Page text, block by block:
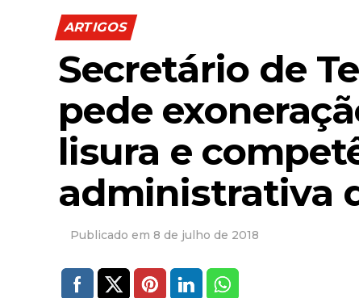
ARTIGOS
Secretário de
pede
lisura e
administrativa
8 de julho de 2018